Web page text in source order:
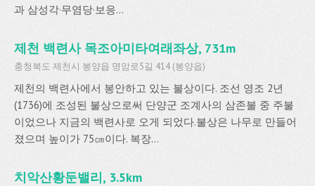
과 삼성각·무염당·보응...
제천 백련사 목조아미타여래좌상, 731m
충청북도 제천시 봉양읍 명암로5길 414 (봉양읍)
제천의 백련사에서 봉안하고 있는 불상이다. 조선 영조 2년
(1736)에 조성된 불상으로써 단양군 조계사의 삼존불 중 주불
이었으나 지금의 백련사로 오게 되었다.불상은 나무로 만들어
졌으며 높이가 75㎝이다. 복장...
치악산황둔밸리, 3.5km